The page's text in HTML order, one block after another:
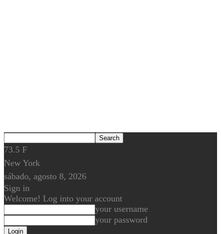
73.5 F
New York
sábado, agosto 8, 2026
Sign in
Welcome! Log into your account
your username
your password